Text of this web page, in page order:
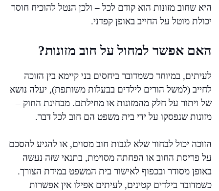
היא שחוב מזונות הוא קודם לכל – ולכן הנטל להוכיח חוסר
יכולת מוטל על החייב באופן קפדני.
האם אפשר למחול על חוב מזונות?
לעיתים, במיוחד כשמדובר ביחסים בני קיימא בין הזוכה
לחייב (למשל הורים לילדים בבעלות משותפת), יעלה נושא
של ויתור על חלק מהמזונות או מחילתם. מבחינת החוק –
מזונות שנפסקו על ידי בית משפט הם חוב לכל דבר.
הזוכה יכול לבחור שלא לגבות חוב מסוים, או להגיע להסכם
על פריסת החוב או הפחתה מסוימת, בתנאי שזה נעשה
באופן מסודר ובכפוף לאישור בית המשפט במידת הצורך.
כשמדובר בילדים קטינים, לעיתים אפילו אין אפשרות